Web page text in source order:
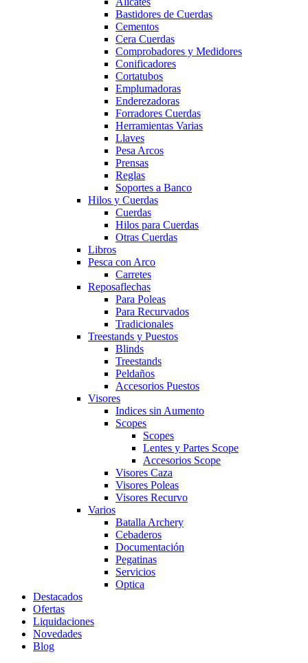
Bastidores de Cuerdas
Cementos
Cera Cuerdas
Comprobadores y Medidores
Conificadores
Cortatubos
Emplumadoras
Enderezadoras
Forradores Cuerdas
Herramientas Varias
Llaves
Pesa Arcos
Prensas
Reglas
Soportes a Banco
Hilos y Cuerdas
Cuerdas
Hilos para Cuerdas
Otras Cuerdas
Libros
Pesca con Arco
Carretes
Reposaflechas
Para Poleas
Para Recurvados
Tradicionales
Treestands y Puestos
Blinds
Treestands
Peldaños
Accesorios Puestos
Visores
Indices sin Aumento
Scopes
Scopes
Lentes y Partes Scope
Accesorios Scope
Visores Caza
Visores Poleas
Visores Recurvo
Varios
Batalla Archery
Cebaderos
Documentación
Pegatinas
Servicios
Optica
Destacados
Ofertas
Liquidaciones
Novedades
Blog